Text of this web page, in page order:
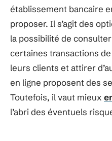
établissement bancaire
proposer. Il s’agit des
la possibilité de
certaines transactions
leurs clients et attirer
en ligne proposent des
Toutefois, il vaut mieux
l’abri des éventuels